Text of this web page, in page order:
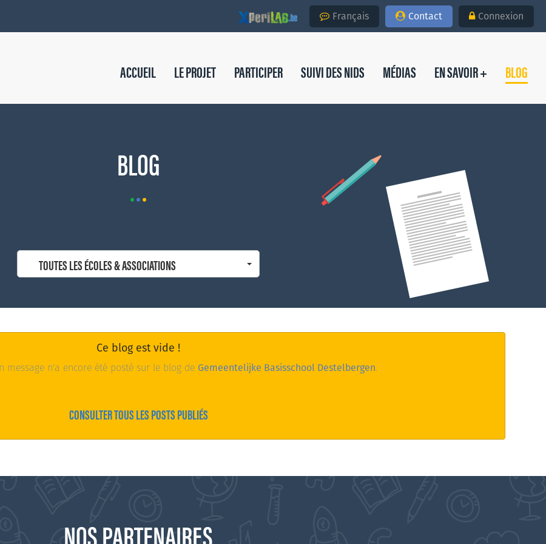
Français Contact Connexion
ACCUEIL LE PROJET PARTICIPER SUIVI DES NIDS MÉDIAS EN SAVOIR + BLOG
BLOG
TOUTES LES ÉCOLES & ASSOCIATIONS
Ce blog est vide !
message n'a encore été posté sur le blog de Gemeentelijke Basisschool Destelbergen.
CONSULTER TOUS LES POSTS PUBLIÉS
NOS PARTENAIRES